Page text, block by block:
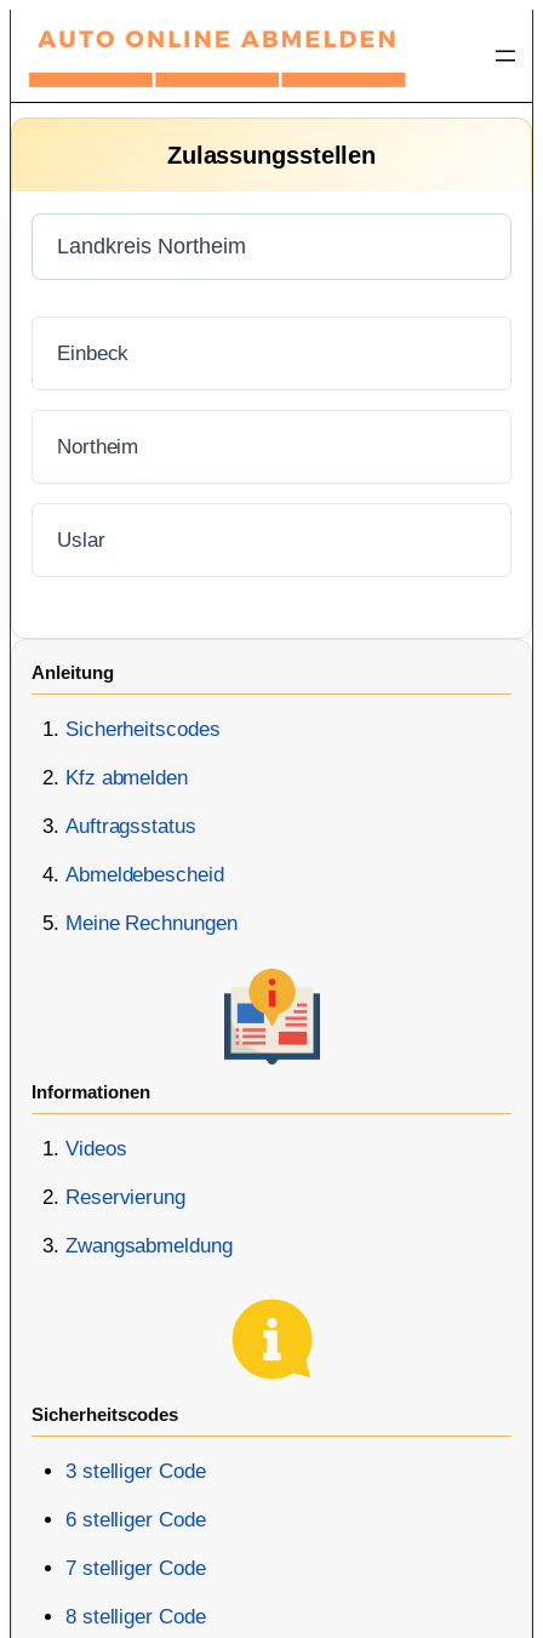
Zum
springen
Anleitung
Sicherheitscodes
Kfz abmelden
Auftragsstatus
Abmeldebescheid
Meine Rechnungen
Informationen
Videos
Reservierung
Zwangsabmeldung
Sicherheitscodes
3 stelliger Code
6 stelliger Code
7 stelliger Code
8 stelliger Code
Zulassungsstellen
Einbeck
Northeim
Uslar